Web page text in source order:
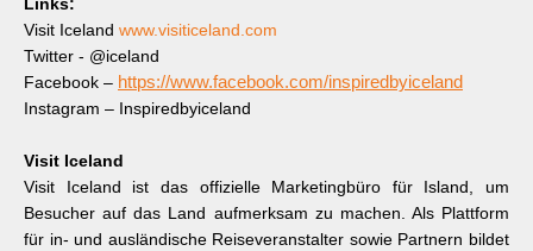
Links:
Visit Iceland www.visiticeland.com
Twitter - @iceland
Facebook – https://www.facebook.com/inspiredbyiceland
Instagram – Inspiredbyiceland
Visit Iceland
Visit Iceland ist das offizielle Marketingbüro für Island, um
Besucher auf das Land aufmerksam zu machen. Als Plattform
für in- und ausländische Reiseveranstalter sowie Partnern bildet